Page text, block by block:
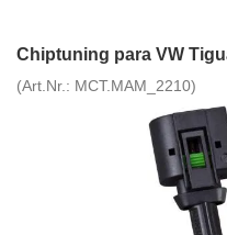
Chiptuning para VW
(Art.Nr.: MCT.MAM_2210)